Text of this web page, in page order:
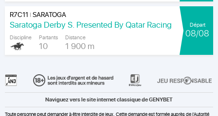
R7C11 |SARATOGA
Saratoga Derby S. Presented By Qatar Racing
Discipline Partants
10
Distance
1 900 m
Départ
08/08
Naviguez vers le site internet classique de GENYBET